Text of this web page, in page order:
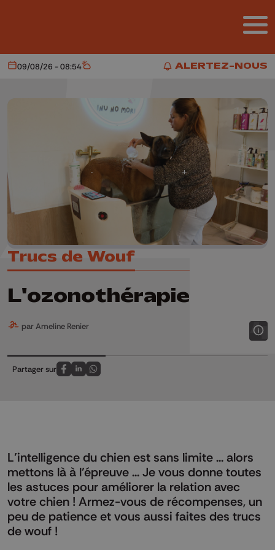
ALERTEZ-NOUS
ALERTEZ-NOUS
Aujourd'hui
09/08/26 - 08:54 Météo
Trucs de Wouf
L'ozonothérapie
par Ameline Renier
Partager sur
Partagez sur FaceBook
Partagez sur LinkedIn
Partagez sur Whatsapp
L’intelligence du chien est sans limite ... alors
mettons là à l’épreuve ... Je vous donne toutes
les astuces pour améliorer la relation avec
votre chien ! Armez-vous de récompenses, un
peu de patience et vous aussi faites des trucs
de wouf !